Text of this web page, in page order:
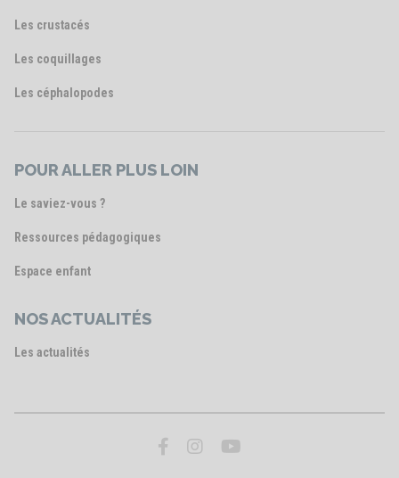
Les crustacés
Les coquillages
Les céphalopodes
POUR ALLER PLUS LOIN
Le saviez-vous ?
Ressources pédagogiques
Espace enfant
NOS ACTUALITÉS
Les actualités